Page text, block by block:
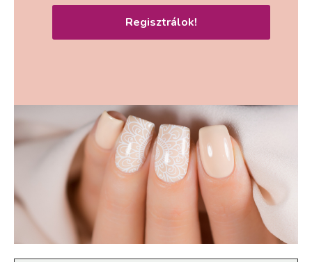
Regisztrálok!